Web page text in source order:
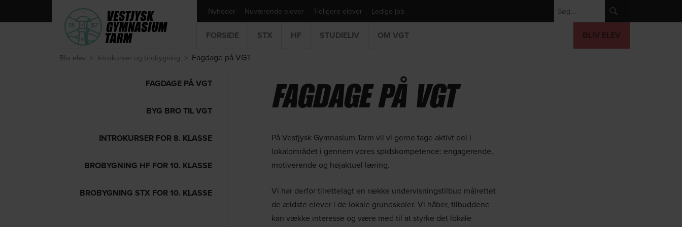
Nyheder Nuværende elever Tidligere elever Ledige job
FORSIDE STX HF STUDIELIV OM VGT BLIV ELEV
Bliv elev > Introkurser og brobygning > Fagdage på VGT
FAGDAGE PÅ VGT
BYG BRO TIL VGT
INTROKURSER FOR 8. KLASSE
BROBYGNING HF FOR 10. KLASSE
BROBYGNING STX FOR 10. KLASSE
FAGDAGE PÅ VGT
På Vestjysk Gymnasium Tarm vil vi gerne tage aktivt del i
lokalområdet i gennem vores spidskompetence: engagerende,
motiverende og højaktuel læring.
Vi har derfor tilrettelagt en række undervisningstilbud målrettet
de ældste elever i de lokale grundskoler. Vi håber, tilbuddene
kan vække interesse og være med til at styrke det lokale